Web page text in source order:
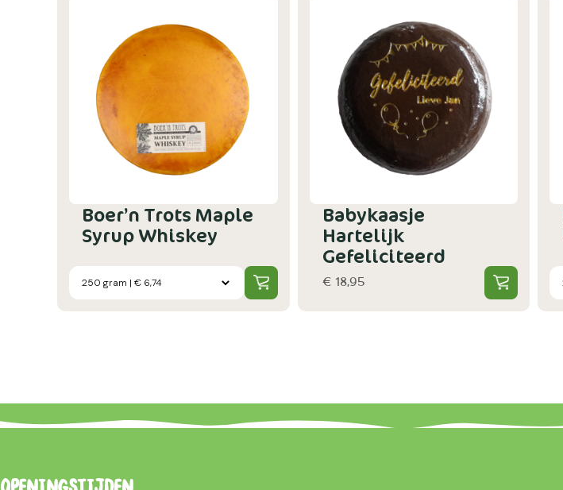
Boer’n Trots Maple
Syrup Whiskey
Babykaasje
Hartelijk
Gefeliciteerd
€ 18,95